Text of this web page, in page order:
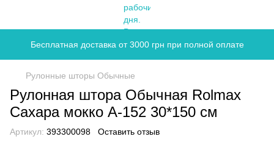
Бесплатная доставка от 3000 грн при полной оплате
Рулонные шторы Обычные
Рулонная штора Обычная Rolmax
Сахара мокко А-152 30*150 см
Артикул: 393300098 Оставить отзыв